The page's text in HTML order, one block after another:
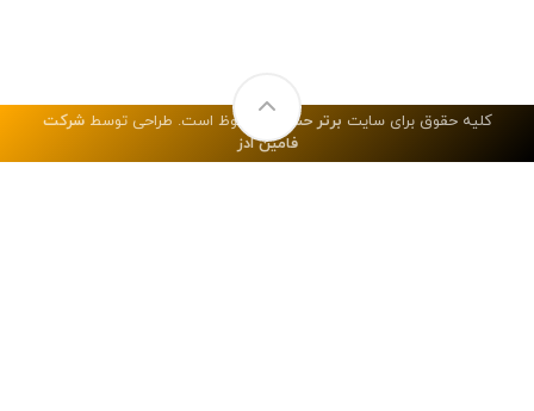
کلیه حقوق برای سایت برتر حساب محفوظ است. طراحی توسطشرکت
فامین ادز